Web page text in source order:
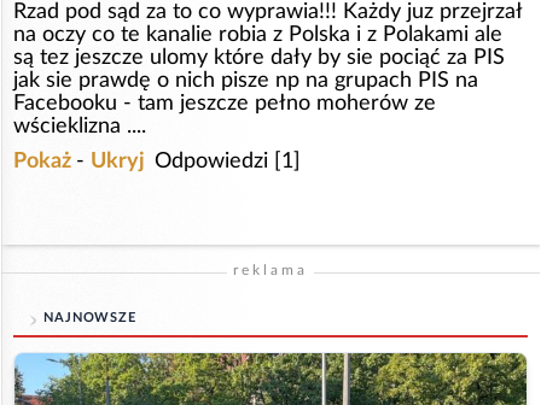
Rzad pod sąd za to co wyprawia!!! Każdy juz przejrzał
na oczy co te kanalie robia z Polska i z Polakami ale
są tez jeszcze ulomy które dały by sie pociąć za PIS
jak sie prawdę o nich pisze np na grupach PIS na
Facebooku - tam jeszcze pełno moherów ze
wścieklizna ....
Pokaż - Ukryj Odpowiedzi [1]
reklama
NAJNOWSZE